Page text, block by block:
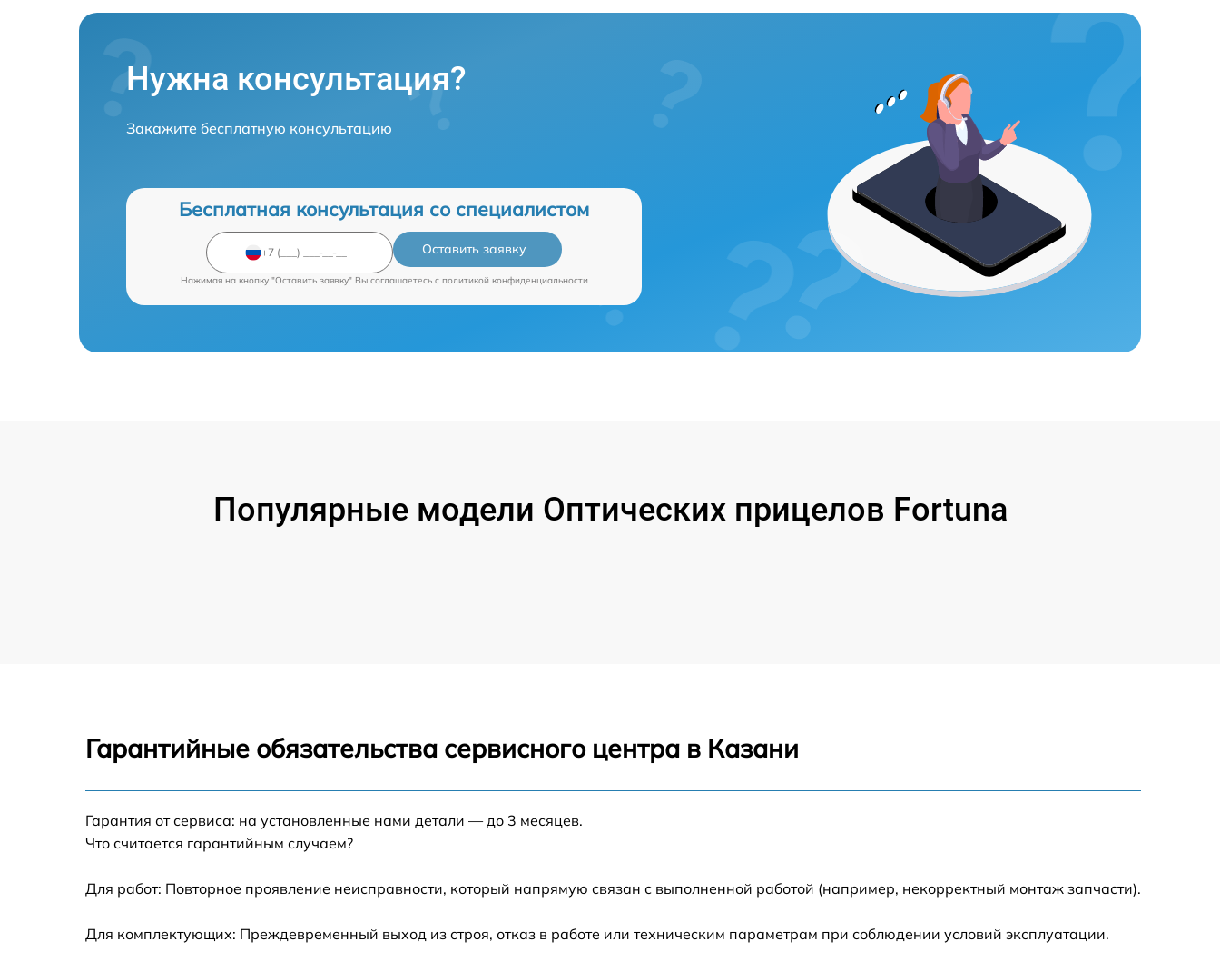
Нужна консультация?
Закажите бесплатную консультацию
Бесплатная консультация со специалистом
Оставить заявку
Нажимая на кнопку "Оставить заявку" Вы соглашаетесь c политикой конфиденциальности
Популярные модели Оптических прицелов Fortuna
Гарантийные обязательства сервисного центра в Казани
Гарантия от сервиса: на установленные нами детали — до 3 месяцев.
Что считается гарантийным случаем?
Для работ: Повторное проявление неисправности, который напрямую связан с выполненной работой (например, некорректный монтаж запчасти).
Для комплектующих: Преждевременный выход из строя, отказ в работе или техническим параметрам при соблюдении условий эксплуатации.